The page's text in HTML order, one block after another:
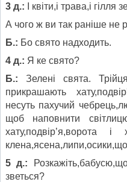
3 д.:
І квіти,і трава,і гілля
А чого ж ви так раніше не
Б.: Бо свято надходить.
4 д.: Я ке свято?
Б.: Зелені свята.
прикрашають
несуть пахучий
щоб наповнити
хату,подвір’я,ворота
5 д.:
зветься?